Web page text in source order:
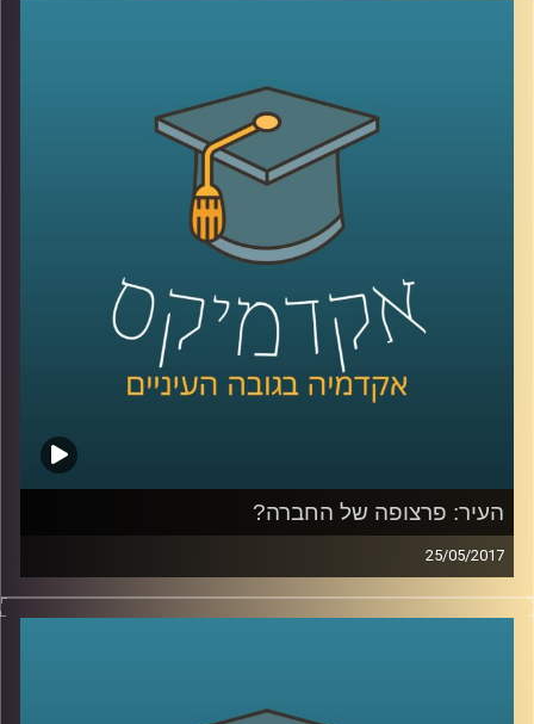
מסבירה למה אנחנו כל כך שונאים להפסיד וגם
למה לאחר שתדעו את כל זה, ברגע האמת,
כנראה שהמניפולציה הבאה תצליח לעבוד
AudioVersity
העיר: פרצופה של החברה?
25/05/2017
האם פני העיר הם רק חזות ויזואלית או שמא
לחילופין לצמצם אותם? ד"ר נתי מרום מעניק